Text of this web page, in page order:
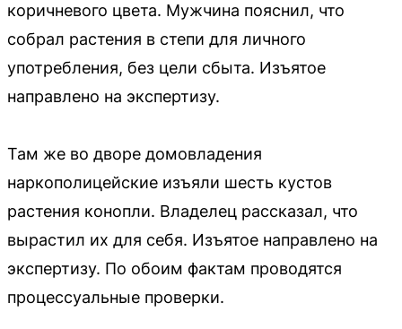
коричневого цвета. Мужчина пояснил, что
собрал растения в степи для личного
употребления, без цели сбыта. Изъятое
направлено на экспертизу.
Там же во дворе домовладения
наркополицейские изъяли шесть кустов
растения конопли. Владелец рассказал, что
вырастил их для себя. Изъятое направлено на
экспертизу. По обоим фактам проводятся
процессуальные проверки.